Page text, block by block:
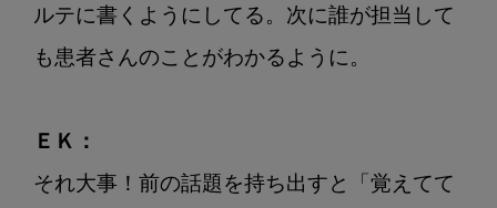
ルテに書くようにしてる。次に誰が担当して
も患者さんのことがわかるように。
ＥＫ：
それ大事！前の話題を持ち出すと「覚えてて